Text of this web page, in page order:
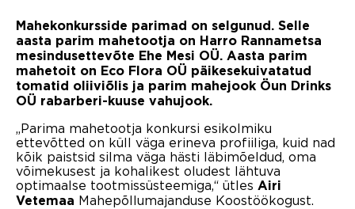
Mahekonkursside parimad on selgunud. Selle
aasta parim mahetootja on Harro Rannametsa
mesindusettevõte Ehe Mesi OÜ. Aasta parim
mahetoit on Eco Flora OÜ päikesekuivatatud
tomatid oliiviõlis ja parim mahejook Öun Drinks
OÜ rabarberi-kuuse vahujook.
„Parima mahetootja konkursi esikolmiku
ettevõtted on küll väga erineva profiiliga, kuid nad
kõik paistsid silma väga hästi läbimõeldud, oma
võimekusest ja kohalikest oludest lähtuva
optimaalse tootmissüsteemiga,“ ütles Airi
Vetemaa Mahepõllumajanduse Koostöökogust.